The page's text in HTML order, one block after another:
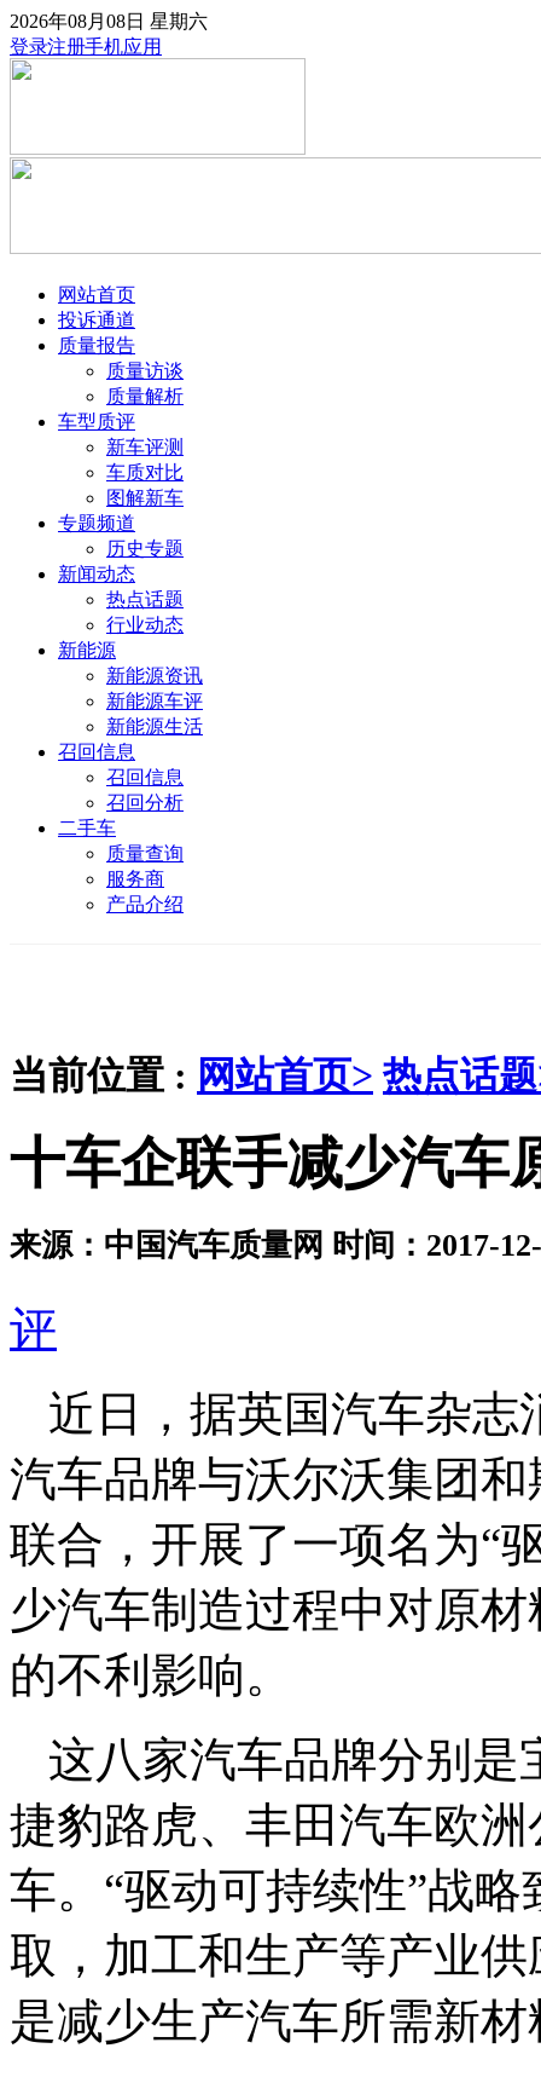
2026年08月08日 星期六
登录注册手机应用
网站首页
投诉通道
质量报告
质量访谈
质量解析
车型质评
新车评测
车质对比
图解新车
专题频道
历史专题
新闻动态
热点话题
行业动态
新能源
新能源资讯
新能源车评
新能源生活
召回信息
召回信息
召回分析
二手车
质量查询
服务商
产品介绍
当前位置 : 网站首页> 热点话
十车企联手减少汽车
来源：中国汽车质量网 时间：2017-
评
近日，据英国汽车杂志
汽车品牌与沃尔沃集团
联合，开展了一项名为“
少汽车制造过程中对原
的不利影响。
这八家汽车品牌分别是
捷豹路虎、丰田汽车欧
车。“驱动可持续性”战
取，加工和生产等产业
是减少生产汽车所需新